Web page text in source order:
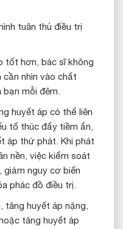
tuân thủ điều trị
tốt hơn, bác sĩ không
nhìn vào chất
mỗi đêm.
huyết áp có thể liên
tố thúc đẩy tiềm ẩn,
áp thứ phát. Khi phát
nền, việc kiểm soát
giảm nguy cơ biến
phác đồ điều trị.
tăng huyết áp nặng,
tăng huyết áp